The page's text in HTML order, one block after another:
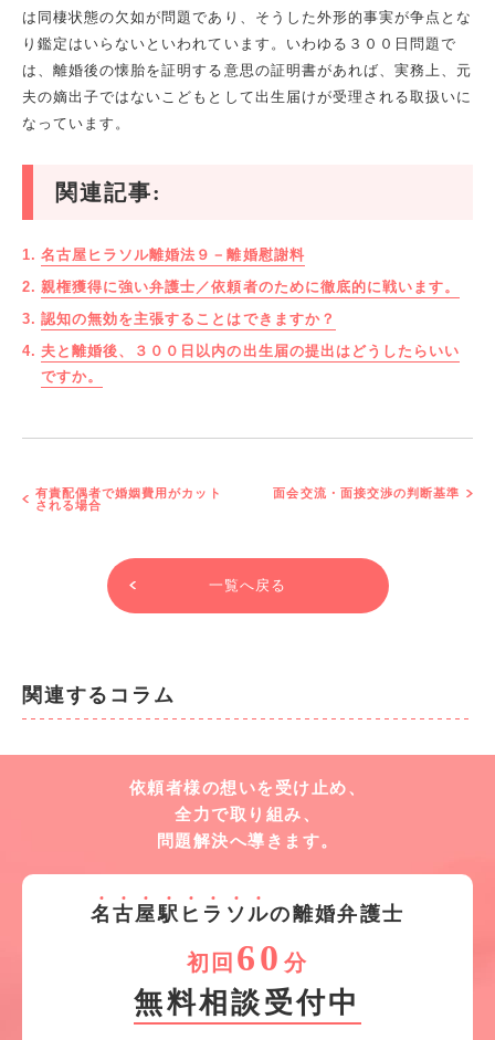
は同棲状態の欠如が問題であり、そうした外形的事実が争点とな
り鑑定はいらないといわれています。いわゆる３００日問題で
は、離婚後の懐胎を証明する意思の証明書があれば、実務上、元
夫の嫡出子ではないこどもとして出生届けが受理される取扱いに
なっています。
関連記事:
名古屋ヒラソル離婚法９－離婚慰謝料
親権獲得に強い弁護士／依頼者のために徹底的に戦います。
認知の無効を主張することはできますか？
夫と離婚後、３００日以内の出生届の提出はどうしたらいい
ですか。
有責配偶者で婚姻費用がカット
される場合
面会交流・面接交渉の判断基準
一覧へ戻る
関連するコラム
依頼者様の想いを受け止め、
全力で取り組み、
問題解決へ導きます。
名 古 屋駅 ヒ ラ ソ ルの離婚弁護士
初回 60 分
無料相談受付中